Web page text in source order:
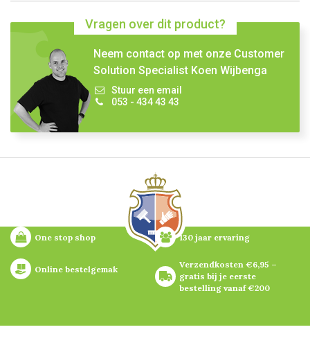
Vragen over dit product?
Neem contact op met onze Customer
Solution Specialist Koen Wijbenga
Stuur een email
053 - 434 43 43
One stop shop 130 jaar ervaring
Online bestelgemak
Verzendkosten €6,95 –
gratis bij je eerste
bestelling vanaf €200